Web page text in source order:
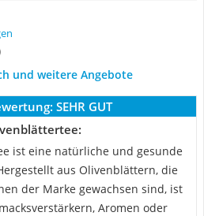
und weitere Angebote
SEHR GUT
ist eine natürliche und gesunde
aus Olivenblättern, die
der Marke gewachsen sind, ist
Aromen oder